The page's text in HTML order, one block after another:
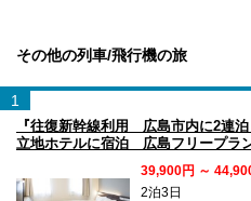
その他の列車/飛行機の旅
1
『往復新幹線利用 広島市内に2連
立地ホテルに宿泊 広島フリープラン
39,900円 ～
2泊3日